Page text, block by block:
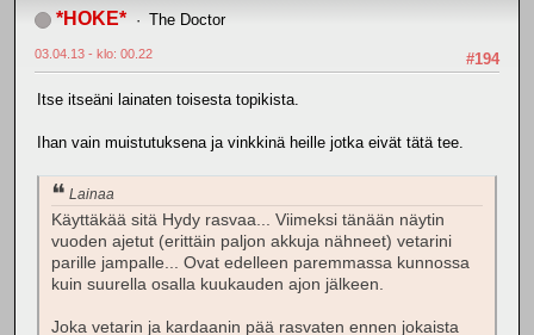
*HOKE* The Doctor
#194
03.04.13 - klo: 00.22
Itse itseäni lainaten toisesta topikista.
Ihan vain muistutuksena ja vinkkinä heille jotka eivät tätä tee.
Lainaa
Käyttäkää sitä Hydy rasvaa... Viimeksi tänään näytin
vuoden ajetut (erittäin paljon akkuja nähneet) vetarini
parille jampalle... Ovat edelleen paremmassa kunnossa
kuin suurella osalla kuukauden ajon jälkeen.
Joka vetarin ja kardaanin pää rasvaten ennen jokaista